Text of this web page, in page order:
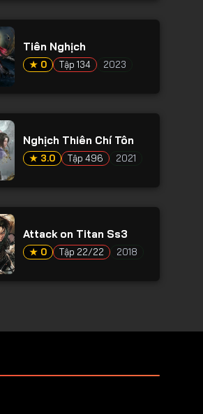
Tiên Nghịch
★ 0 Tập 134 2023
Nghịch Thiên Chí Tôn
★ 3.0 Tập 496 2021
Attack on Titan Ss3
★ 0 Tập 22/22 2018